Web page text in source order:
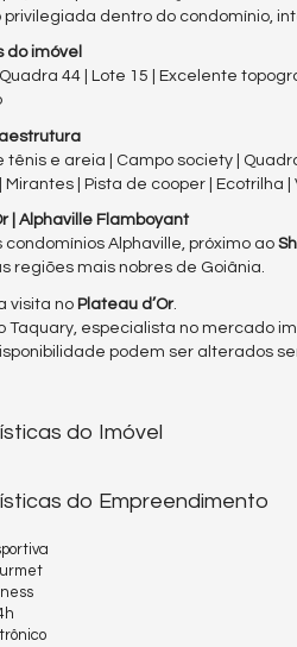
privilegiada dentro do condomínio,
do imóvel
Quadra 44 | Lote 15 | Excelente
tênis e areia | Campo society |
Mirantes | Pista de cooper | Ecotrilha |
| Alphaville Flamboyant
condomínios Alphaville, próximo ao
regiões mais nobres de Goiânia.
visita no Plateau d’Or.
Taquary, especialista no mercado
podem ser alterados
do Imóvel
do Empreendimento